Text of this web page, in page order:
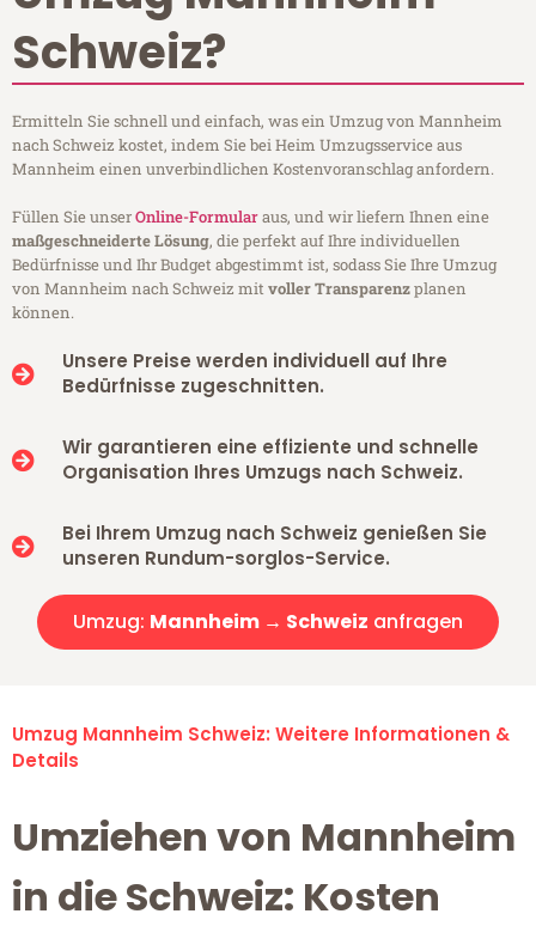
Schweiz?
Ermitteln Sie schnell und einfach, was ein Umzug von Mannheim
nach Schweiz kostet, indem Sie bei Heim Umzugsservice aus
Mannheim einen unverbindlichen Kostenvoranschlag anfordern.
Füllen Sie unserOnline-Formularaus, und wir liefern Ihnen eine
maßgeschneiderte Lösung, die perfekt auf Ihre individuellen
Bedürfnisse und Ihr Budget abgestimmt ist, sodass Sie Ihre Umzug
von Mannheim nach Schweiz mitvoller Transparenzplanen
können.
Unsere Preise werden individuell auf Ihre
Bedürfnisse zugeschnitten.
Wir garantieren eine effiziente und schnelle
Organisation Ihres Umzugs nach Schweiz.
Bei Ihrem Umzug nach Schweiz genießen Sie
unseren Rundum-sorglos-Service.
Umzug: Mannheim → Schweiz anfragen
Umzug Mannheim Schweiz: Weitere Informationen &
Details
Umziehen von Mannheim
in die Schweiz: Kosten